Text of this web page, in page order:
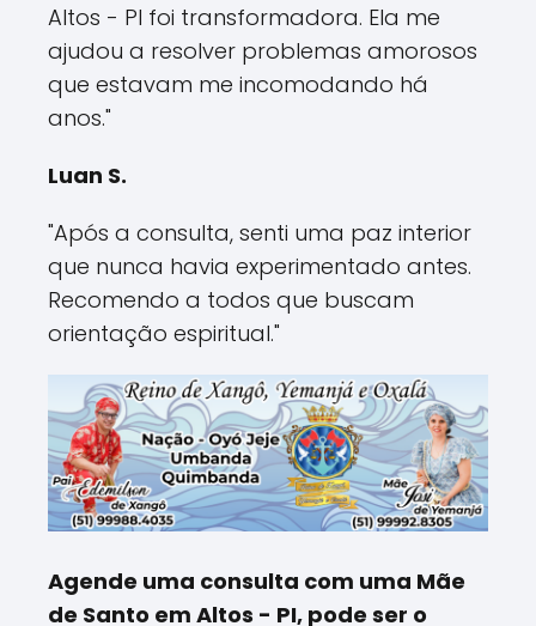
Altos - PI foi transformadora. Ela me
ajudou a resolver problemas amorosos
que estavam me incomodando há
anos."
Luan S.
"Após a consulta, senti uma paz interior
que nunca havia experimentado antes.
Recomendo a todos que buscam
orientação espiritual."
Agende uma consulta com uma Mãe
de Santo em Altos - PI, pode ser o